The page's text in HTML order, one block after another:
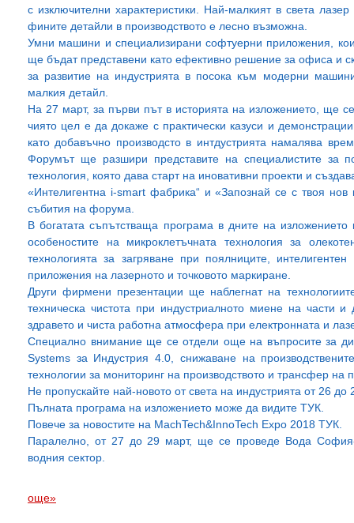
с изключителни характеристики. Най-малкият в света
фините детайли в производството е лесно възможна.
Умни машини и специализирани софтуерни приложения,
ще бъдат представени като ефективно решение за офиса и
за развитие на индустрията в посока към модерни
малкия детайл.
На 27 март, за първи път в историята на изложението, ще
чиято цел е да докаже с практически казуси и
като добавъчно производсто в интдустрията намалява
Форумът ще разшири представите на специалистите за
технология, която дава старт на иновативни проекти и
«Интелигентна i-smart фабрика“ и «Запознай се с твоя нов
събития на форума.
В богатата съпътстваща програма в дните на
особеностите на микроклетъчната технология за
технологията за загряване при поялниците,
приложения на лазерното и точковото маркиране.
Други фирмени презентации ще наблегнат на
техническа чистота при индустриалното миене на части
здравето и чиста работна атмосфера при електронната и
Специално внимание ще се отдели още на въпросите за
Systems за Индустрия 4.0, снижаване на
технологии за мониторинг на производството и трансфер на
Не пропускайте най-новото от света на индустрията от 26
Пълната програма на изложението може да видите ТУК.
Повече за новостите на МachTech&InnoTech Expo 2018 ТУК.
Паралелно, от 27 до 29 март, ще се проведе Вода
водния сектор.
още»